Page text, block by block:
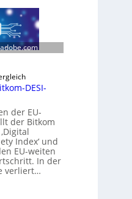
DESI-
der EU-
der Bitkom
Index‘ und
EU-weiten
In der
verliert…